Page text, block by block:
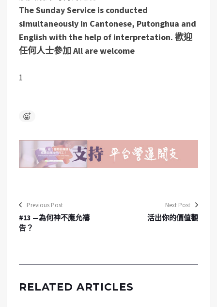
The Sunday Service is conducted
simultaneously in Cantonese, Putonghua and
English with the help of interpretation. 歡迎
任何人士參加 All are welcome
1
Previous Post
#13 —為何神不應允禱
告？
Next Post
活出你的價值觀
RELATED ARTICLES